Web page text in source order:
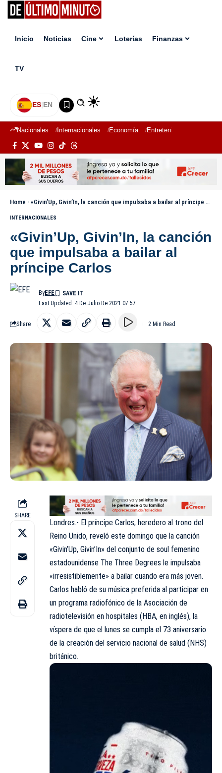
Inicio Noticias Cine Loterías Finanzas
TV
ES|EN
Nacionales Internacionales Economía Entretenimiento
Home - «Givin’Up, Givin’In, la canción que impulsaba a bailar al príncipe Carlos
INTERNACIONALES
«Givin’Up, Givin’In, la canción
que impulsaba a bailar al
príncipe Carlos
Last Updated: 4 De Julio De 2021 07:57
ByEFE
Share 2 Min Read
SHARE
Londres.- El príncipe Carlos, heredero al trono del
Reino Unido, reveló este domingo que la canción
«Givin’Up, Givin’In» del conjunto de soul femenino
estadounidense The Three Degrees le impulsaba
«irresistiblemente» a bailar cuando era más joven.
Carlos habló de su música preferida al participar en
un programa radiofónico de la Asociación de
radiotelevisión en hospitales (HBA, en inglés), la
víspera de que el lunes se cumpla el 73 aniversario
de la creación del servicio nacional de salud (NHS)
británico.